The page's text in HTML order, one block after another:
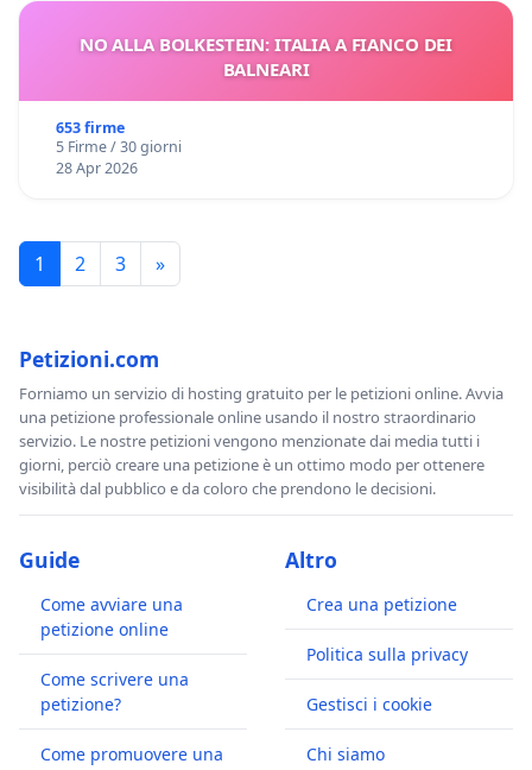
NO ALLA BOLKESTEIN: ITALIA A FIANCO DEI
BALNEARI
653 firme
5 Firme / 30 giorni
28 Apr 2026
1 2 3 »
Petizioni.com
Forniamo un servizio di hosting gratuito per le petizioni online. Avvia
una petizione professionale online usando il nostro straordinario
servizio. Le nostre petizioni vengono menzionate dai media tutti i
giorni, perciò creare una petizione è un ottimo modo per ottenere
visibilità dal pubblico e da coloro che prendono le decisioni.
Guide
Come avviare una
petizione online
Come scrivere una
petizione?
Come promuovere una
Altro
Crea una petizione
Politica sulla privacy
Gestisci i cookie
Chi siamo